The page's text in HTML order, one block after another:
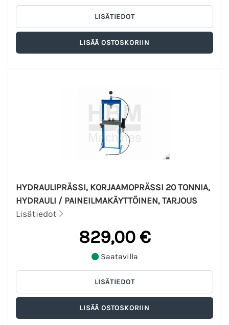
HYDRAULIPRÄSSI, KORJAAMOPRÄSSI 20 TONNIA,
HYDRAULI / PAINEILMAKÄYTTÖINEN, TARJOUS
Lisätiedot
829,00 €
Saatavilla